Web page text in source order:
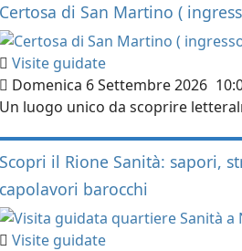
Certosa di San Martino (
Visite guidate
Domenica 6 Settembre 2026
Un luogo unico da scoprire
Scopri il Rione Sanità: sapori,
capolavori barocchi
Visite guidate